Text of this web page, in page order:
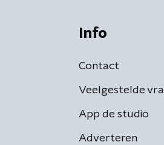
Info
Contact
Veelgestelde
App de studio
Adverteren